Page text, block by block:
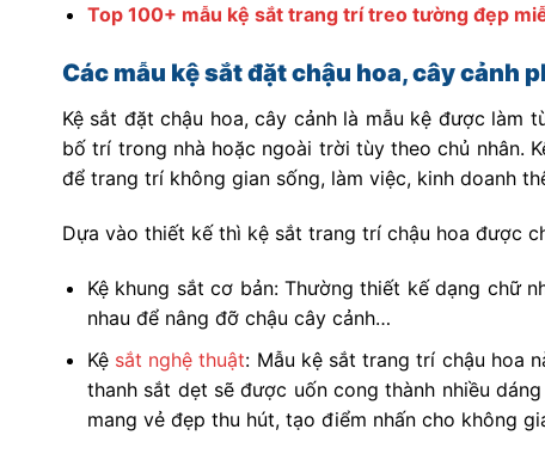
Top 100+ mẫu kệ sắt trang trí treo tường đẹp
Các mẫu kệ sắt đặt chậu hoa, cây cảnh
Kệ sắt đặt chậu hoa, cây cảnh là mẫu kệ được
bố trí trong nhà hoặc ngoài trời tùy theo chủ nhân.
để trang trí không gian sống, làm việc, kinh doanh
Dựa vào thiết kế thì kệ sắt trang trí chậu hoa được
Kệ khung sắt cơ bản: Thường thiết kế dạng chữ
nhau để nâng đỡ chậu cây cảnh…
Kệ sắt nghệ thuật: Mẫu kệ sắt trang trí chậu hoa
thanh sắt dẹt sẽ được uốn cong thành nhiều
mang vẻ đẹp thu hút, tạo điểm nhấn cho không